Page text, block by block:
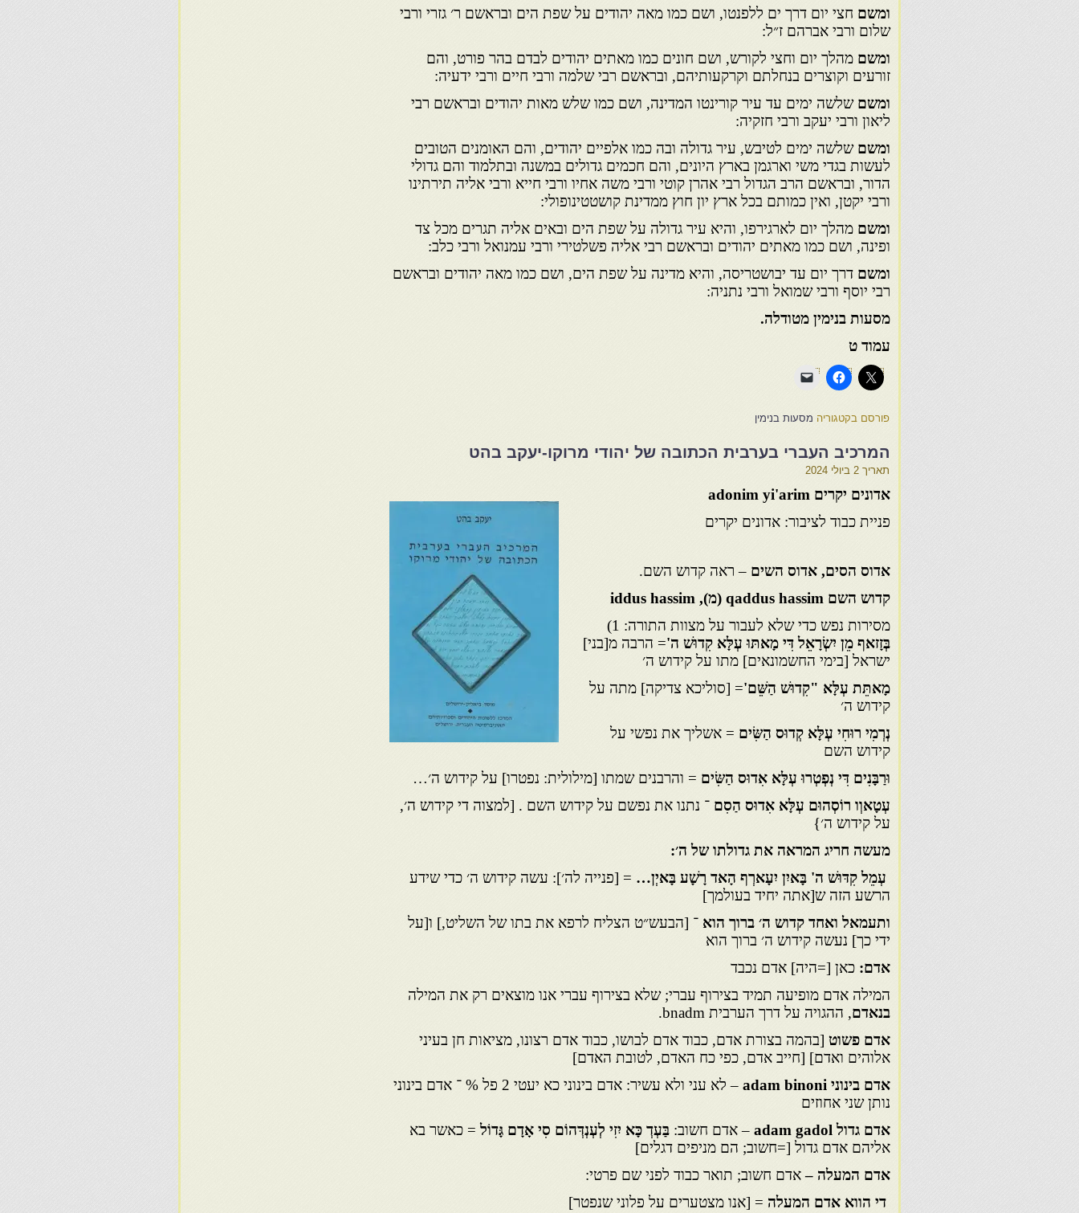
ומשם חצי יום דרך ים ללפנטו, ושם כמו מאה יהודים על שפת הים ובראשם ר׳ גזרי ורבי
שלום ורבי אברהם ז״ל:
ומשם מהלך יום וחצי לקורש, ושם חונים כמו מאתים יהודים לבדם בהר פורט, והם
זורעים וקוצרים בנחלתם וקרקעותיהם, ובראשם רבי שלמה ורבי חיים ורבי ידעיה:
ומשם שלשה ימים עד עיר קורינטו המדינה, ושם כמו שלש מאות יהודים ובראשם רבי
ליאון ורבי יעקב ורבי חזקיה:
ומשם שלשה ימים לטיבש, עיר גדולה ובה כמו אלפיים יהודים, והם האומנים הטובים
לעשות בגדי משי וארגמן בארץ היונים, והם חכמים גדולים במשנה ובתלמוד והם גדולי
הדור, ובראשם הרב הגדול רבי אהרן קוטי ורבי משה אחיו ורבי חייא ורבי אליה תירתינו
ורבי יקטן, ואין כמותם בכל ארץ יון חוץ ממדינת קושטטינופולי:
ומשם מהלך יום לארגירפו, והיא עיר גדולה על שפת הים ובאים אליה תגרים מכל צד
ופינה, ושם כמו מאתים יהודים ובראשם רבי אליה פשלטירי ורבי עמנואל ורבי כלב:
ומשם דרך יום עד יבושטריסה, והיא מדינה על שפת הים, ושם כמו מאה יהודים ובראשם
רבי יוסף ורבי שמואל ורבי נתניה:
מסעות בנימין מטודלה.
עמוד ט
פורסם בקטגוריה מסעות בנימין
המרכיב העברי בערבית הכתובה של יהודי מרוקו-יעקב בהט
תאריך 2 ביולי 2024
אדונים יקרים adonim yi'arim
פניית כבוד לציבור: אדונים יקרים
אדוס הסים, אדוס השים – ראה קדוש השם.
קדוש השם qaddus hassim (מ), iddus hassim
מסירות נפש כדי שלא לעבור על מצוות התורה: 1)
בְּזָזאף מֵן יִשְׂרָאֵל דִּי מָאתּוּ עְלָּא קִדוּשׁ ה'= הרבה מ[בני]
ישראל [בימי החשמונאים] מתו על קידוש ה׳
מָאתֵּת עְלָּא "קִדוּשׁ הַשֵּׁם'= [סוליכא צדיקה] מתה על
קידוש ה׳
נְרְמִי רוּחִי עְלָּא קְדוּס הַשִּׂים = אשליך את נפשי על
קידוש השם
וּרַבָּנִים דִּי נְפְטְרוּ עְלָּא אִדוּס הַשִּׂים = והרבנים שמתו [מילולית: נפטרו] על קידוש ה׳…
עְטָאוְו רוֹסְהוּם עְלָּא אִדוּס הַסִם ־ נתנו את נפשם על קידוש השם . [למצוה די קידוש ה׳,
על קידוש ה׳}
מעשה חריג המראה את גדולתו של ה׳:
עְמֵל קִדּוּשׁ ה' בָּאיִן יִעָארְף הָאד רָשָׁע בָּאיְן… = [פנייה לה׳]: עשה קידוש ה׳ כדי שידע
הרשע הזה ש[אתה יחיד בעולמך]
ותעמאל ואחד קדוש ה׳ ברוך הוא ־ [הבעש״ט הצליח לרפא את בתו של השליט,] ו[על
ידי כך] נעשה קידוש ה׳ ברוך הוא
אדם: כאן [=היה] אדם נכבד
המילה אדם מופיעה תמיד בצירוף עברי; שלא בצירוף עברי אנו מוצאים רק את המילה
בנאדם, ההגויה על דרך הערבית bnadm.
אדם פשוט [בהמה בצורת אדם, כבוד אדם לבושו, כבוד אדם רצונו, מציאות חן בעיני
אלוהים ואדם] [חייב אדם, כפי כח האדם, לטובת האדם]
אדם בינוני adam binoni
– לא עני ולא עשיר: אדם בינוני כא יעטי 2 פל % ־ אדם בינוני
נותן שני אחוזים
אדם גדול adam gadol – אדם חשוב: בַּעְדְ כָּא יִזִי לְעְנְדְּהוֹם סִי אָדָם גָּדוֹל = כאשר בא
אליהם אדם גדול [=חשוב; הם מניפים דגלים]
אדם המעלה –אדם חשוב; תואר כבוד לפני שם פרטי:
די הווא אדם המעלה = [אנו מצטערים על פלוני שנפטר]